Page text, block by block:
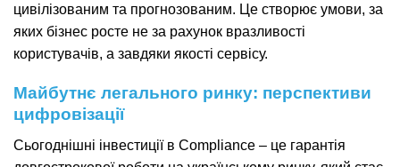
цивілізованим та прогнозованим. Це створює умови, за
яких бізнес росте не за рахунок вразливості
користувачів, а завдяки якості сервісу.
Майбутнє легального ринку: перспективи
цифровізації
Сьогоднішні інвестиції в Compliance – це гарантія